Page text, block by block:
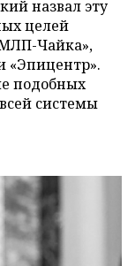
назвал эту
целей
Чайка»,
«Эпицентр».
подобных
системы